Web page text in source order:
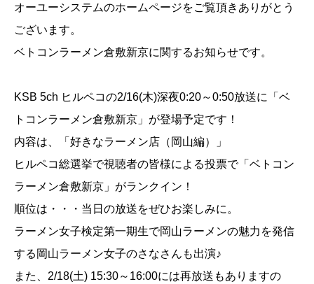
オーユーシステムのホームページをご覧頂きありがとう
ございます。
ベトコンラーメン倉敷新京に関するお知らせです。
KSB 5ch ヒルペコの2/16(木)深夜0:20～0:50放送に「ベ
トコンラーメン倉敷新京」が登場予定です！
内容は、「好きなラーメン店（岡山編）」
ヒルペコ総選挙で視聴者の皆様による投票で「ベトコン
ラーメン倉敷新京」がランクイン！
順位は・・・当日の放送をぜひお楽しみに。
ラーメン女子検定第一期生で岡山ラーメンの魅力を発信
する岡山ラーメン女子のさなさんも出演♪
また、2/18(土) 15:30～16:00には再放送もありますの